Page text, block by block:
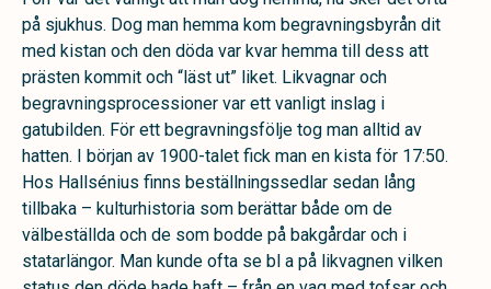
på sjukhus. Dog man hemma kom begravningsbyrån dit
med kistan och den döda var kvar hemma till dess att
prästen kommit och “läst ut” liket. Likvagnar och
begravningsprocessioner var ett vanligt inslag i
gatubilden. För ett begravningsfölje tog man alltid av
hatten. I början av 1900-talet fick man en kista för 17:50.
Hos Hallsénius finns beställningssedlar sedan lång
tillbaka – kulturhistoria som berättar både om de
välbeställda och de som bodde på bakgårdar och i
statarlängor. Man kunde ofta se bl a på likvagnen vilken